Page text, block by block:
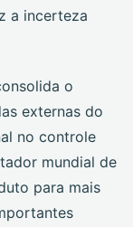
a incerteza
o
externas do
no controle
mundial de
para mais